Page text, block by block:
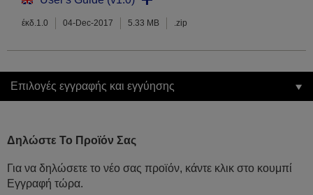
έκδ.1.0 04-Dec-2017 5.33 MB .zip
Επιλογές εγγραφής και εγγύησης
Δηλώστε Το Προϊόν Σας
Για να δηλώσετε το νέο σας προϊόν, κάντε κλικ στο κουμπί
Εγγραφή τώρα.